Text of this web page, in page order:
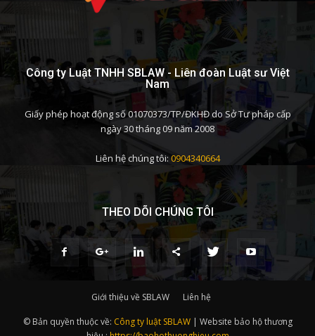
Công ty Luật TNHH SBLAW - Liên đoàn Luật sư Việt
Nam
Giấy phép hoạt động số 01070373/TP/ĐKHĐ do Sở Tư pháp cấp
ngày 30 tháng 09 năm 2008
Liên hệ chúng tôi: 0904340664
THEO DÕI CHÚNG TÔI
Giới thiệu về SBLAW Liên hệ
© Bản quyền thuộc về: Công ty luật SBLAW| Website bảo hộ thương